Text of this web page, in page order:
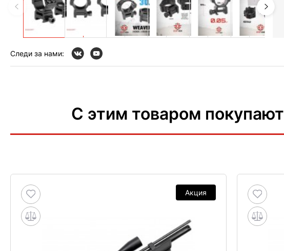
Следи за нами:
С этим товаром покупают
Акция